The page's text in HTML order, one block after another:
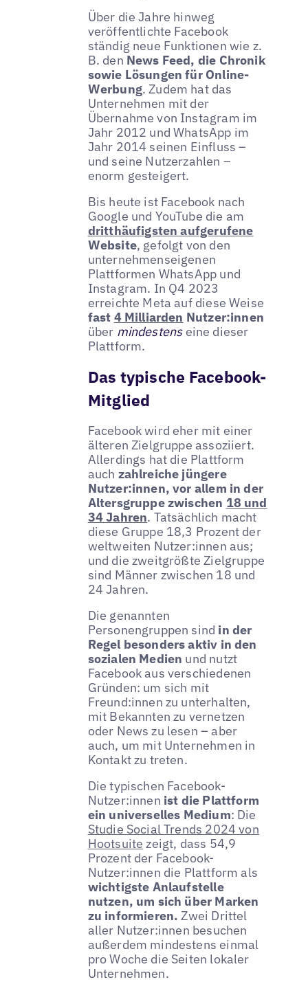
Über die Jahre hinweg
veröffentlichte Facebook
ständig neue Funktionen wie z.
B. den News Feed, die Chronik
sowie Lösungen für Online-
Werbung. Zudem hat das
Unternehmen mit der
Übernahme von Instagram im
Jahr 2012 und WhatsApp im
Jahr 2014 seinen Einfluss –
und seine Nutzerzahlen –
enorm gesteigert.
Bis heute ist Facebook nach
Google und YouTube die am
dritthäufigsten aufgerufene
Website, gefolgt von den
unternehmenseigenen
Plattformen WhatsApp und
Instagram. In Q4 2023
erreichte Meta auf diese Weise
fast 4 Milliarden Nutzer:innen
über mindestenseine dieser
Plattform.
Das typische Facebook-
Mitglied
Facebook wird eher mit einer
älteren Zielgruppe assoziiert.
Allerdings hat die Plattform
auch zahlreiche jüngere
Nutzer:innen, vor allem in der
Altersgruppe zwischen 18 und
34 Jahren. Tatsächlich macht
diese Gruppe 18,3 Prozent der
weltweiten Nutzer:innen aus;
und die zweitgrößte Zielgruppe
sind Männer zwischen 18 und
24 Jahren.
Die genannten
Personengruppen sind in der
Regel besonders aktiv in den
sozialen Medien und nutzt
Facebook aus verschiedenen
Gründen: um sich mit
Freund:innen zu unterhalten,
mit Bekannten zu vernetzen
oder News zu lesen – aber
auch, um mit Unternehmen in
Kontakt zu treten.
Die typischen Facebook-
Nutzer:innen ist die Plattform
ein universelles Medium: Die
Studie Social Trends 2024 von
Hootsuite zeigt, dass 54,9
Prozent der Facebook-
Nutzer:innen die Plattform als
wichtigste Anlaufstelle
nutzen, um sich über Marken
zu informieren. Zwei Drittel
aller Nutzer:innen besuchen
außerdem mindestens einmal
pro Woche die Seiten lokaler
Unternehmen.